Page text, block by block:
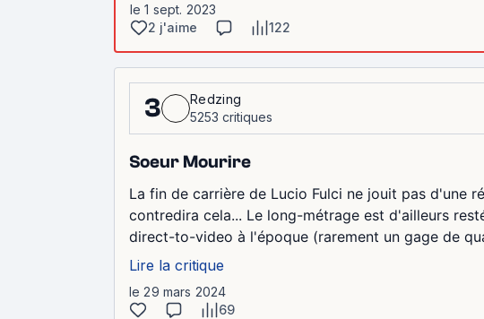
le 1 sept. 2023
2 j'aime
122
3
Redzing
5253 critiques
Soeur Mourire
La fin de carrière de Lucio Fulci ne jouit pas d'une
contredira cela... Le long-métrage est d'ailleurs
direct-to-video à l'époque (rarement un gage de
Lire la critique
le 29 mars 2024
69